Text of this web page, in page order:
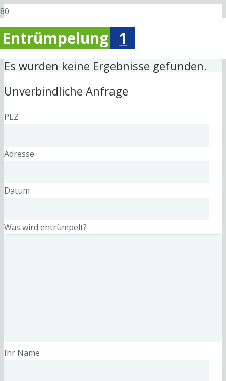
Entrümpelung 1
Es wurden keine Ergebnisse gefunden.
Unverbindliche Anfrage
PLZ
Adresse
Datum
Was wird entrümpelt?
Ihr Name